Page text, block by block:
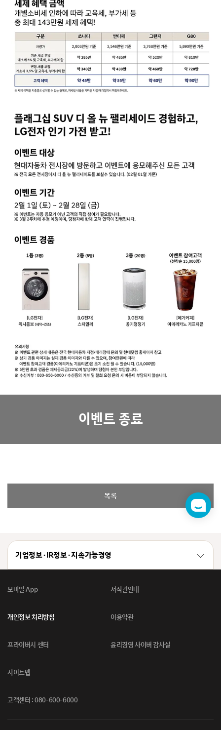
이벤트 종료
목록
챗
봇
기업정보 · IR정보 · 지속가능경영
모바일 App 저작권안내
개인정보 처리방침 이용약관
프라이버시 센터 윤리경영 사이버 감사실
사이트맵
고객센터 : 080-600-6000